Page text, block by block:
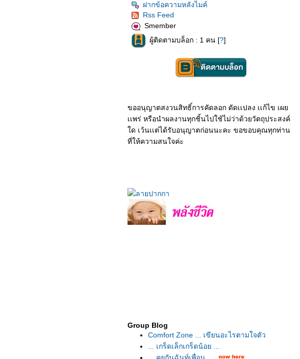
ฝากข้อความหลังไมค์
Rss Feed
Smember
ผู้ติดตามบล็อก : 1 คน [?]
ขออนุญาตสงวนสิทธิ์การคัดลอก ดัดเเปลง เเก้ไข เผ
เเพร่ หรือนำผลงานทุกชิ้นไปใช้ไม่ว่าด้วยวัตถุประสงค์
ด เว้นเเต่ได้รับอนุญาตก่อนนะคะ ขอขอบคุณทุกท่าน
ที่ให้ความสนใจค่ะ
Group Blog
Comfort Zone ... เขียนอะไรตามใจตัว
... เกร็ดเล็กเกร็ดน้อย ...